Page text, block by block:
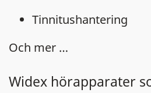
Tinnitushantering
Och mer …
Widex hörapparater